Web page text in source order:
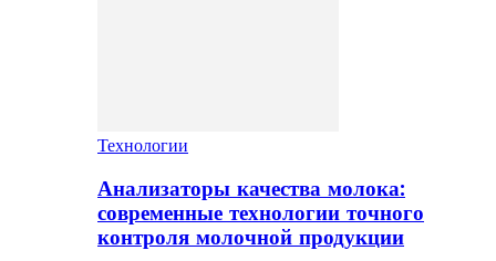
Технологии
Анализаторы качества молока:
современные технологии точного
контроля молочной продукции